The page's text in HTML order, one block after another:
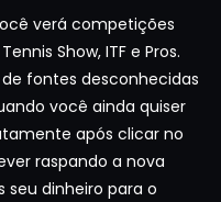
verá competições
Show, ITF e Pros.
fontes desconhecidas
você ainda quiser
após clicar no
raspando a nova
seu dinheiro para o